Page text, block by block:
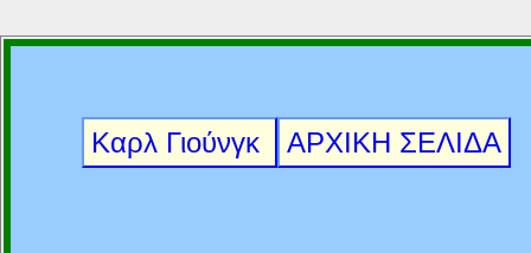
Καρλ Γιούνγκ ΑΡΧΙΚΗ ΣΕΛΙΔΑ